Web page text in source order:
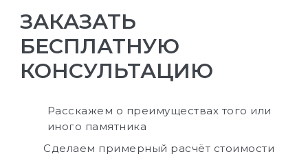
ЗАКАЗАТЬ
БЕСПЛАТНУЮ
КОНСУЛЬТАЦИЮ
Расскажем о преимуществах того или
иного памятника
Сделаем примерный расчёт стоимости